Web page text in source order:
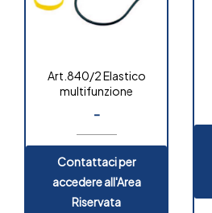
OUT OF
STOCK
Art.840/2 Elastico
multifunzione
-
Contattaci per
accedere all'Area
Riservata